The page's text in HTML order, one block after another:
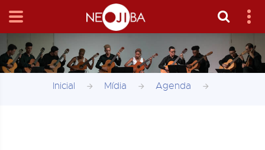
Inicial Mídia Agenda